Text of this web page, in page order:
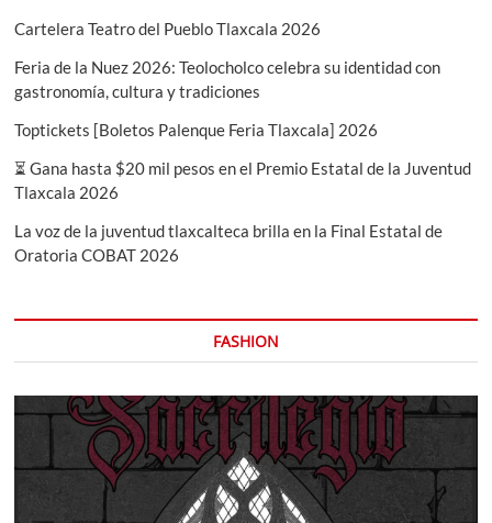
Cartelera Teatro del Pueblo Tlaxcala 2026
Feria de la Nuez 2026: Teolocholco celebra su identidad con
gastronomía, cultura y tradiciones
Toptickets [Boletos Palenque Feria Tlaxcala] 2026
⏳ Gana hasta $20 mil pesos en el Premio Estatal de la Juventud
Tlaxcala 2026
La voz de la juventud tlaxcalteca brilla en la Final Estatal de
Oratoria COBAT 2026
FASHION